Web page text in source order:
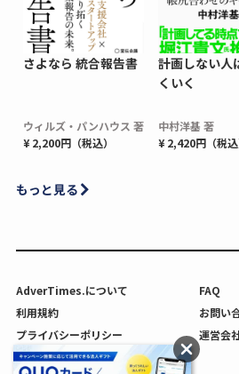
さよなら 統合報告書
ウィルズ・パンハウス 著
¥ 2,200円（税込）
計画しない人
くいく
中村洋基 著
¥ 2,420円（税込
もっと見る
AdverTimes.について
FAQ
利用規約
お問い
プライバシーポリシー
運営会
利用者情報の外部送信について